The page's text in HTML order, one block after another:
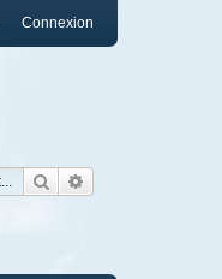
Connexion
Rechercher